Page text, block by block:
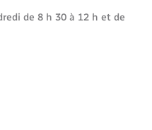
de 8 h 30 à 12 h et de